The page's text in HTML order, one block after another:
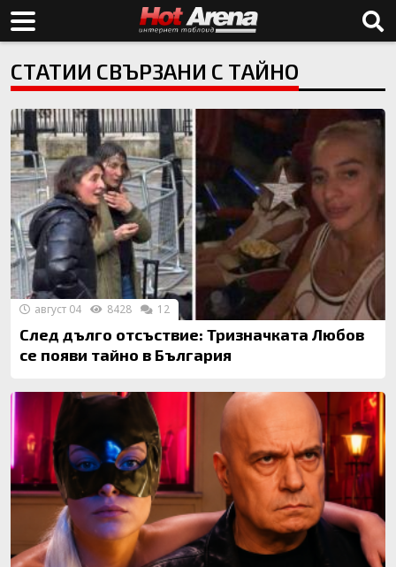
СТАТИИ СВЪРЗАНИ С ТАЙНО
След дълго отсъствие: Тризначката Любов
се появи тайно в България
август 04 8428 12